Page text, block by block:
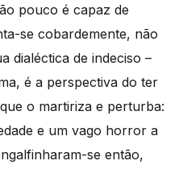
pouco é capaz de
se cobardemente, não
dialéctica de indeciso –
é a perspectiva do ter
o martiriza e perturba:
e um vago horror a
se então,